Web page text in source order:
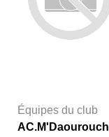
Équipes du club
AC.M'Daourouch